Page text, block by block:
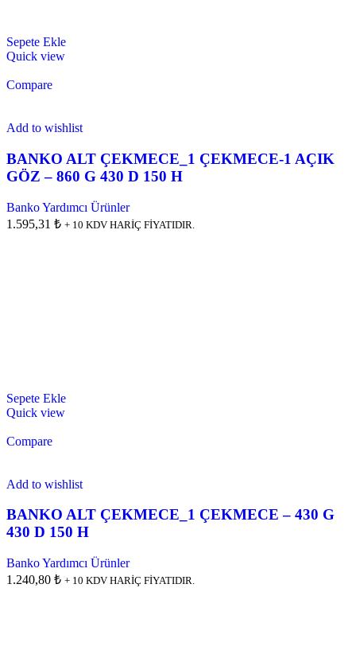
Sepete Ekle
Quick view
Compare
Add to wishlist
BANKO ALT ÇEKMECE_1 ÇEKMECE-1 AÇIK
GÖZ – 860 G 430 D 150 H
Banko Yardımcı Ürünler
1.595,31 ₺ + 10 KDV HARİÇ FİYATIDIR.
Sepete Ekle
Quick view
Compare
Add to wishlist
BANKO ALT ÇEKMECE_1 ÇEKMECE – 430 G
430 D 150 H
Banko Yardımcı Ürünler
1.240,80 ₺ + 10 KDV HARİÇ FİYATIDIR.